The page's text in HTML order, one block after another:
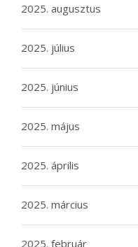
2025. augusztus
2025. július
2025. június
2025. május
2025. április
2025. március
2025. február